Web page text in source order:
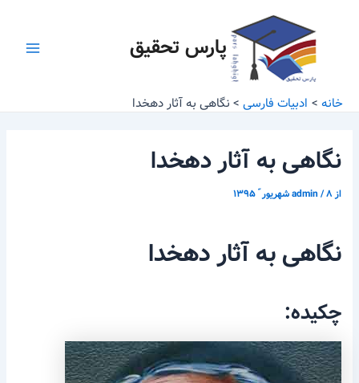
پارس تحقیق
خانه ادبیات فارسی نگاهی به آثار دهخدا
نگاهی به آثار دهخدا
از admin/۸ شهریور ّ ۱۳۹۵
نگاهی به آثار دهخدا
چکیده: